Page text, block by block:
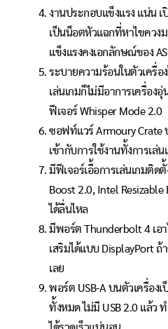
งานประกอบแข็งแรง แน่น เ
เป็นน็อตหัวแฉกที่หาไขควงม
แข็งแรงคงเอกลักษณ์ของ
ระบายความร้อนในตัวเครื่อ
เล่นเกมก็ไม่มีอาการเครื่อง
ฟีเจอร์ Whisper Mode 2.0
ซอฟท์แวร์ Armoury Crate
เข้ากับการใช้งานทั้งการเล่
มีฟีเจอร์เอื้อการเล่นเกมติด
Boost 2.0, Intel Resizable
ได้ลื่นไหล
มีพอร์ต Thunderbolt 4 เอ
เสริมได้แบบ DisplayPort ถ้
เลย
พอร์ต USB-A บนตัวเครื่องเ
ทั้งหมด ไม่มี USB 2.0 แล้ว